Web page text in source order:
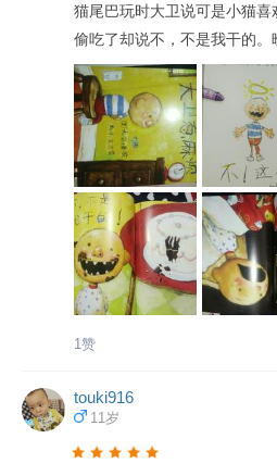
猫尾巴玩时大卫说可是小猫
偷吃了却说不，不是我干的
是，是我干的！对……不起！
大卫说妈妈，我爱你！大卫
爱，让家长很头疼的小朋友
大卫这个小家伙吧！
1赞
touki916
11岁